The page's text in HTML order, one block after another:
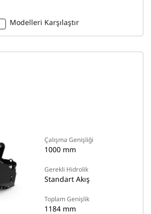
Modelleri Karşılaştır
Çalışma Genişliği
1000 mm
Gerekli Hidrolik
Standart Akış
Toplam Genişlik
1184 mm